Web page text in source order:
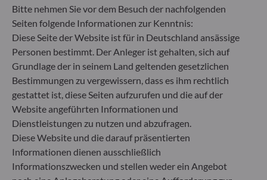
Übergangs beiträgt, und adressiert
Nachhaltigkeitsrisiken durch Ratings, die vom
externen ESG-Datenanbieter der
Verwaltungsgesellschaft bereitgestellt werden.
NICHT GEZEICHNETE ANTEILKLASSEN
Regulatorische
Unterlagen zu nicht
gezeichneten Anteilen an
unseren Fonds
Bitte nehmen Sie vor dem Besuch der nachfolgenden
Seiten folgende Informationen zur Kenntnis:
Diese Seite der Website ist für in Deutschland ansässige
Personen bestimmt. Der Anleger ist gehalten, sich auf
Grundlage der in seinem Land geltenden gesetzlichen
Bestimmungen zu vergewissern, dass es ihm rechtlich
gestattet ist, diese Seiten aufzurufen und die auf der
Website angeführten Informationen und
Dienstleistungen zu nutzen und abzufragen.
Diese Website und die darauf präsentierten
Informationen dienen ausschließlich
Informationszwecken und stellen weder ein Angebot